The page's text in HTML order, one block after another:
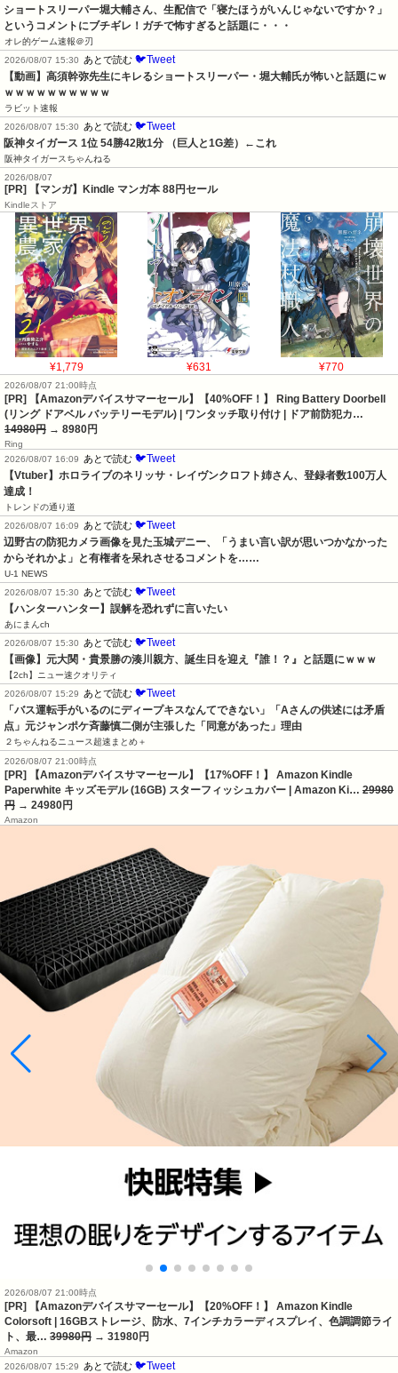
ショートスリーパー堀大輔さん、生配信で「寝たほうがいんじゃないですか？」
というコメントにブチギレ！ガチで怖すぎると話題に・・・
オレ的ゲーム速報＠刃
2026/08/07 15:30
あとで読む 🐦Tweet
【動画】高須幹弥先生にキレるショートスリーパー・堀大輔氏が怖いと話題にｗ
ｗｗｗｗｗｗｗｗｗｗ
ラビット速報
2026/08/07 15:30
あとで読む 🐦Tweet
阪神タイガース 1位 54勝42敗1分 （巨人と1G差）←これ
阪神タイガースちゃんねる
2026/08/07
[PR] 【マンガ】Kindle マンガ本 88円セール
Kindleストア
¥1,779 ¥631 ¥770
2026/08/07 21:00時点
[PR] 【Amazonデバイスサマーセール】【40%OFF！】 Ring Battery Doorbell
(リング ドアベル バッテリーモデル) | ワンタッチ取り付け | ドア前防犯カ…
14980円 → 8980円
Ring
2026/08/07 16:09
あとで読む 🐦Tweet
【Vtuber】ホロライブのネリッサ・レイヴンクロフト姉さん、登録者数100万人
達成！
トレンドの通り道
2026/08/07 16:09
あとで読む 🐦Tweet
辺野古の防犯カメラ画像を見た玉城デニー、「うまい言い訳が思いつかなかった
からそれかよ」と有権者を呆れさせるコメントを……
U-1 NEWS
2026/08/07 15:30
あとで読む 🐦Tweet
【ハンターハンター】誤解を恐れずに言いたい
あにまんch
2026/08/07 15:30
あとで読む 🐦Tweet
【画像】元大関・貴景勝の湊川親方、誕生日を迎え『誰！？』と話題にｗｗｗ
【2ch】ニュー速クオリティ
2026/08/07 15:29
あとで読む 🐦Tweet
「バス運転手がいるのにディープキスなんてできない」「Aさんの供述には矛盾
点」元ジャンポケ斉藤慎二側が主張した「同意があった」理由
２ちゃんねるニュース超速まとめ＋
2026/08/07 21:00時点
[PR] 【Amazonデバイスサマーセール】【17%OFF！】 Amazon Kindle
Paperwhite キッズモデル (16GB) スターフィッシュカバー | Amazon Ki… 29980
円 → 24980円
Amazon
2026/08/07 21:00時点
[PR] 【Amazonデバイスサマーセール】【20%OFF！】 Amazon Kindle
Colorsoft | 16GBストレージ、防水、7インチカラーディスプレイ、色調調節ライ
ト、最… 39980円 → 31980円
Amazon
2026/08/07 15:29
あとで読む 🐦Tweet